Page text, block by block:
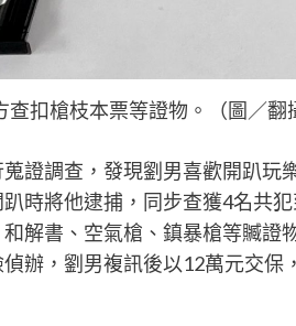
查扣槍枝本票等證物。（圖／翻
證調查，發現劉男喜歡開趴玩
時將他逮捕，同步查獲4名共
解書、空氣槍、鎮暴槍等贓證
辦，劉男複訊後以12萬元交保